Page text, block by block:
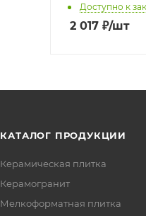
Доступно к
2 017 ₽/шт
КАТАЛОГ ПРОДУКЦИИ
Керамическая плитка
Керамогранит
Мелкоформатная плитка